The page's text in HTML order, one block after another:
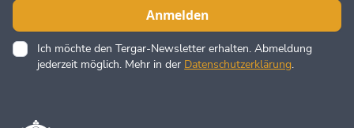
Ich möchte den Tergar-Newsletter erhalten. Abmeldung
jederzeit möglich. Mehr in der Datenschutzerklärung.